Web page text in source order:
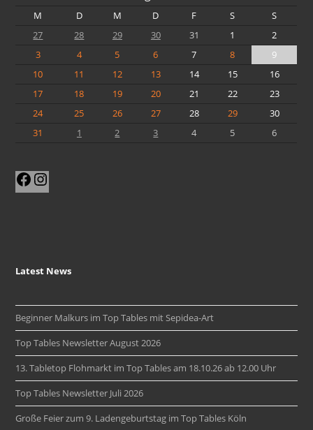
M D M D F S
S
27
28 29 30 31 1
2
3
4 5 6 7 8
9
10
11 12 13 14 15
16
17
18 19 20 21 22
23
24
25 26 27 28 29
30
31
1 2 3 4 5 6
Facebook
Latest News
Beginner Malkurs im Top Tables mit Sepidea-Art
Top Tables Newsletter August 2026
13. Tabletop Flohmarkt im Top Tables am 18.10.26 ab 12.00 Uhr
Top Tables Newsletter Juli 2026
Große Feier zum 9. Ladengeburtstag im Top Tables Köln